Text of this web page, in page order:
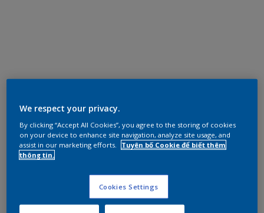
We respect your privacy.
By clicking “Accept All Cookies”, you agree to the storing of cookies
on your device to enhance site navigation, analyze site usage, and
assist in our marketing efforts.
Tuyên bố Cookie để biết thêm
thông tin.
Cookies Settings